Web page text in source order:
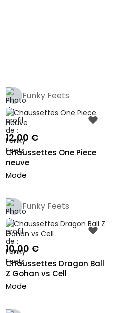
Funky Feets
12,00 €
Chaussettes One Piece
neuve
Mode
Funky Feets
10,00 €
Chaussettes Dragon Ball
Z Gohan vs Cell
Mode